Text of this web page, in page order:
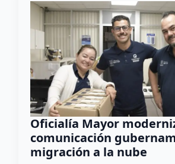
Oficialía Mayor
comunicación
migración a la nube